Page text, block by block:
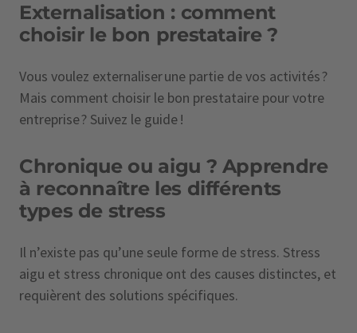
Externalisation : comment
choisir le bon prestataire ?
Vous voulez externaliser une partie de vos activités ?
Mais comment choisir le bon prestataire pour votre
entreprise ? Suivez le guide !
Chronique ou aigu ? Apprendre
à reconnaître les différents
types de stress
Il n’existe pas qu’une seule forme de stress. Stress
aigu et stress chronique ont des causes distinctes, et
requièrent des solutions spécifiques.